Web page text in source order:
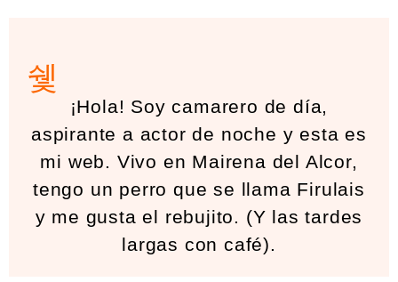
¡Hola! Soy camarero de día,
aspirante a actor de noche y esta es
mi web. Vivo en Mairena del Alcor,
tengo un perro que se llama Firulais
y me gusta el rebujito. (Y las tardes
largas con café).